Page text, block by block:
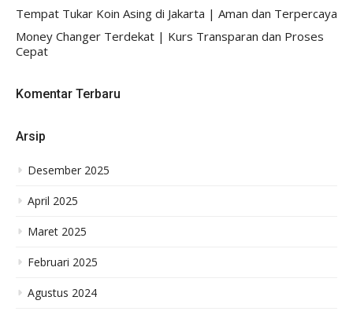
Tempat Tukar Koin Asing di Jakarta | Aman dan Terpercaya
Money Changer Terdekat | Kurs Transparan dan Proses
Cepat
Komentar Terbaru
Arsip
Desember 2025
April 2025
Maret 2025
Februari 2025
Agustus 2024